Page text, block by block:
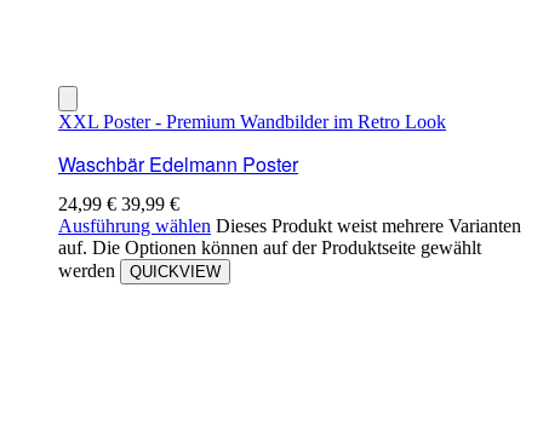
XXL Poster - Premium Wandbilder im Retro Look
Waschbär Edelmann Poster
24,99 € 39,99 €
Ausführung wählen Dieses Produkt weist mehrere Varianten
auf. Die Optionen können auf der Produktseite gewählt
werden
QUICKVIEW